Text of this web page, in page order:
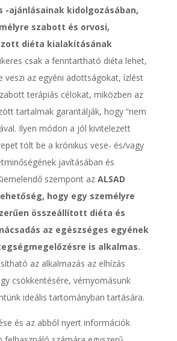
-ajánlásainak kidolgozásában,
szabott és orvosi,
diéta kialakításának
csak a fenntartható diéta lehet,
veszi az egyéni adottságokat, ízlést
terápiás célokat, miközben az
tartalmak garantálják, hogy “nem
Ilyen módon a jól kivitelezett
tölt be a krónikus vese- és/vagy
javításában és
szempont az ALSAD
hogy egy személyre
összeállított diéta és
az egészséges egyének
is alkalmas.
az alkalmazás az elhízás
csökkentésére, vérnyomásunk
ideális tartományban tartására.
és az abból nyert információk